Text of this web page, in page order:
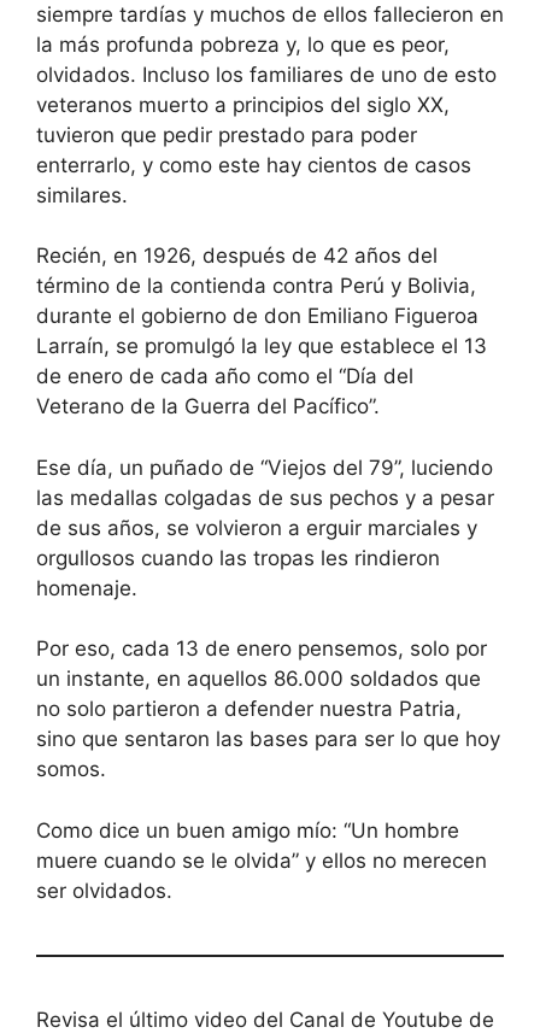
siempre tardías y muchos de ellos fallecieron en
la más profunda pobreza y, lo que es peor,
olvidados. Incluso los familiares de uno de esto
veteranos muerto a principios del siglo XX,
tuvieron que pedir prestado para poder
enterrarlo, y como este hay cientos de casos
similares.
Recién, en 1926, después de 42 años del
término de la contienda contra Perú y Bolivia,
durante el gobierno de don Emiliano Figueroa
Larraín, se promulgó la ley que establece el 13
de enero de cada año como el “Día del
Veterano de la Guerra del Pacífico”.
Ese día, un puñado de “Viejos del 79”, luciendo
las medallas colgadas de sus pechos y a pesar
de sus años, se volvieron a erguir marciales y
orgullosos cuando las tropas les rindieron
homenaje.
Por eso, cada 13 de enero pensemos, solo por
un instante, en aquellos 86.000 soldados que
no solo partieron a defender nuestra Patria,
sino que sentaron las bases para ser lo que hoy
somos.
Como dice un buen amigo mío: “Un hombre
muere cuando se le olvida” y ellos no merecen
ser olvidados.
Revisa el último video del Canal de Youtube de